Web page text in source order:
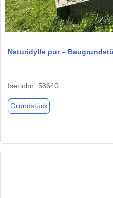
Naturidylle pur –
Iserlohn, 58640
Grundstück